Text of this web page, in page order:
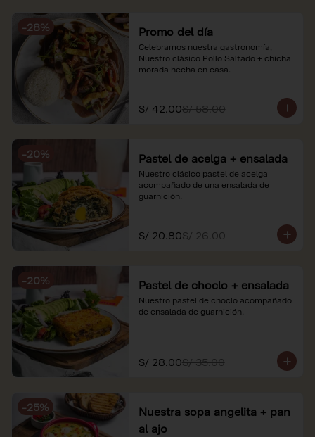
referenciales.
-28% Promo del día
Celebramos nuestra gastronomía,
Nuestro clásico Pollo Saltado + chicha
morada hecha en casa.
S/ 42.00S/ 58.00
-20% Pastel de acelga + ensalada
Nuestro clásico pastel de acelga
acompañado de una ensalada de
guarnición.
S/ 20.80S/ 26.00
-20% Pastel de choclo + ensalada
Nuestro pastel de choclo acompañado
de ensalada de guarnición.
S/ 28.00S/ 35.00
-25%
Nuestra sopa angelita + pan
al ajo